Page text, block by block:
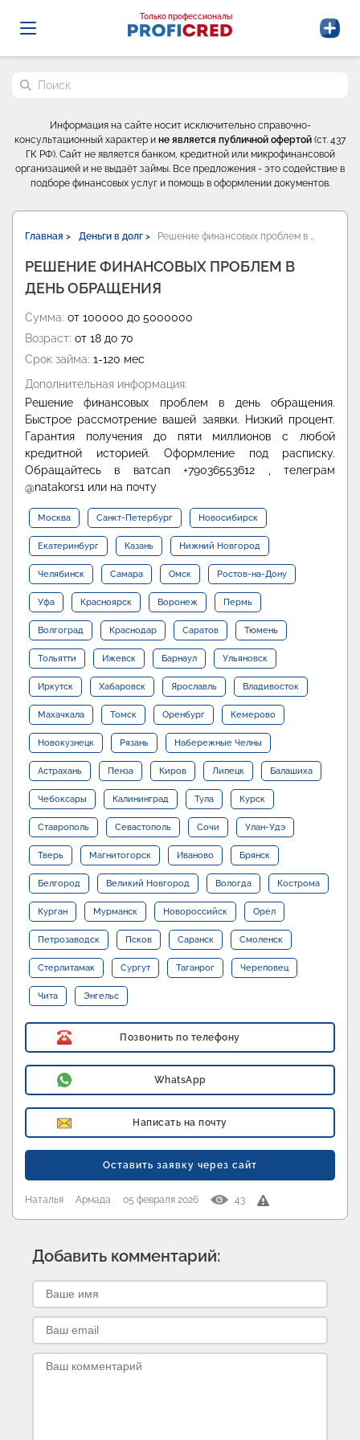
Probrokery - Только профессионалы
Только профессионалы
Поиск по сайту
Информация на сайте носит исключительно справочно-
консультационный характер и не является публичной офертой (ст. 437
ГК РФ). Сайт не является банком, кредитной или микрофинансовой
организацией и не выдаёт займы. Все предложения - это содействие в
подборе финансовых услуг и помощь в оформлении документов.
Главная > Деньги в долг > Решение финансовых проблем в …
РЕШЕНИЕ ФИНАНСОВЫХ ПРОБЛЕМ В
ДЕНЬ ОБРАЩЕНИЯ
Сумма: от 100000 до 5000000
Возраст: от 18 до 70
Срок займа: 1-120 мес
Дополнительная информация:
Решение финансовых проблем в день обращения.
Быстрое рассмотрение вашей заявки. Низкий процент.
Гарантия получения до пяти миллионов с любой
кредитной историей. Оформление под расписку.
Обращайтесь в ватсап +79036553612 , телеграм
@natakors1 или на почту
Москва Санкт-Петербург Новосибирск
Екатеринбург Казань Нижний Новгород
Челябинск Самара Омск Ростов-на-Дону
Уфа Красноярск Воронеж Пермь
Волгоград Краснодар Саратов Тюмень
Тольятти Ижевск Барнаул Ульяновск
Иркутск Хабаровск Ярославль Владивосток
Махачкала Томск Оренбург Кемерово
Новокузнецк Рязань Набережные Челны
Астрахань Пенза Киров Липецк Балашиха
Чебоксары Калининград Тула Курск
Ставрополь Севастополь Сочи Улан-Удэ
Тверь Магнитогорск Иваново Брянск
Белгород Великий Новгород Вологда Кострома
Курган Мурманск Новороссийск Орел
Петрозаводск Псков Саранск Смоленск
Стерлитамак Сургут Таганрог Череповец
Чита Энгельс
Позвонить по телефону
WhatsApp
Написать на почту
Оставить заявку через сайт
Наталья Армада 05 февраля 2026 43
Добавить комментарий: